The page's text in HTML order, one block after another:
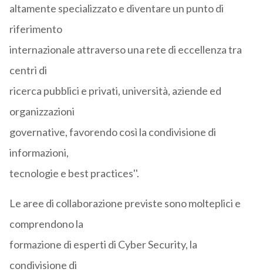
altamente specializzato e diventare un punto di
riferimento
internazionale attraverso una rete di eccellenza tra
centri di
ricerca pubblici e privati, università, aziende ed
organizzazioni
governative, favorendo così la condivisione di
informazioni,
tecnologie e best practices''.
Le aree di collaborazione previste sono molteplici e
comprendono la
formazione di esperti di Cyber Security, la
condivisione di